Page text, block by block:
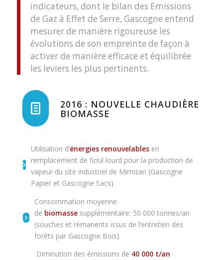
indicateurs, dont le bilan des Emissions
de Gaz à Effet de Serre, Gascogne entend
mesurer de manière rigoureuse les
évolutions de son empreinte de façon à
activer de manière efficace et équilibrée
les leviers les plus pertinents.
2016 : NOUVELLE CHAUDIÈRE
BIOMASSE
Utilisation d’énergies renouvelables en
remplacement de fioul lourd pour la production de
vapeur du site industriel de Mimizan (Gascogne
Papier et Gascogne Sacs)
Consommation moyenne
de biomasse supplémentaire: 50 000 tonnes/an
(souches et rémanents issus de l’entretien des
forêts par Gascogne Bois)
Diminution des émissions de 40 000 t/an